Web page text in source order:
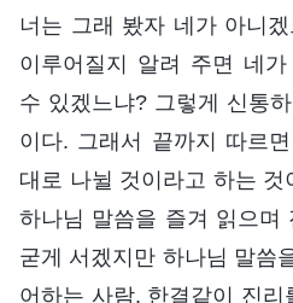
너는 그래 봤자 네가 아니
이루어질지 알려 주면 네
수 있겠느냐? 그렇게 신통
이다. 그래서 끝까지 따르
대로 나뉠 것이라고 하는 것
하나님 말씀을 즐겨 읽으며
굳게 서겠지만 하나님 말씀
어하는 사람, 한결같이 진